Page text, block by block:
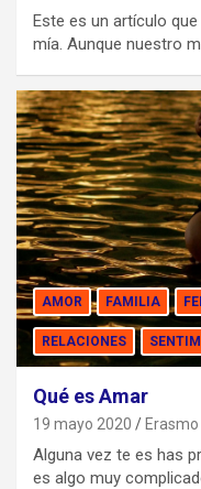
Este es un artículo
mía. Aunque nuestro
AMOR FAMILIA
RELACIONES
Qué es Amar
19 mayo 2020
Alguna vez te es has
es algo muy